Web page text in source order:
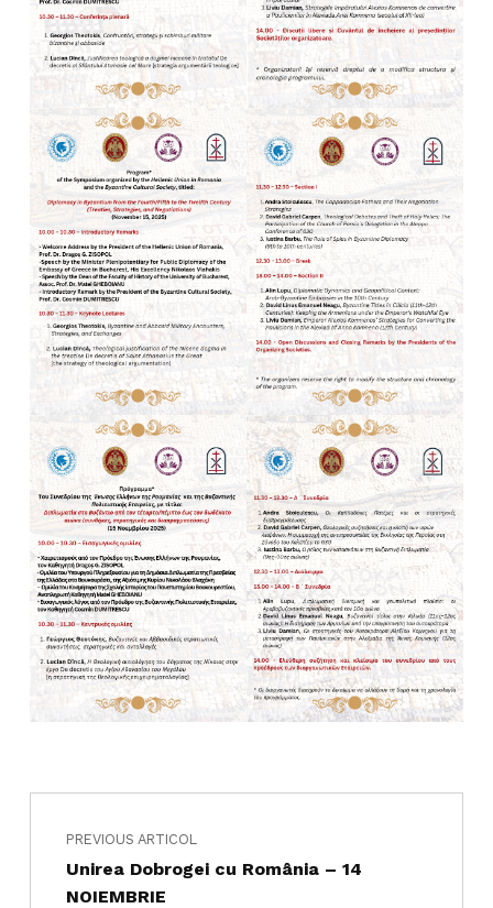
Skip back to main navigation
Navigare în articole
PREVIOUS ARTICOL
Unirea Dobrogei cu România – 14
NOIEMBRIE